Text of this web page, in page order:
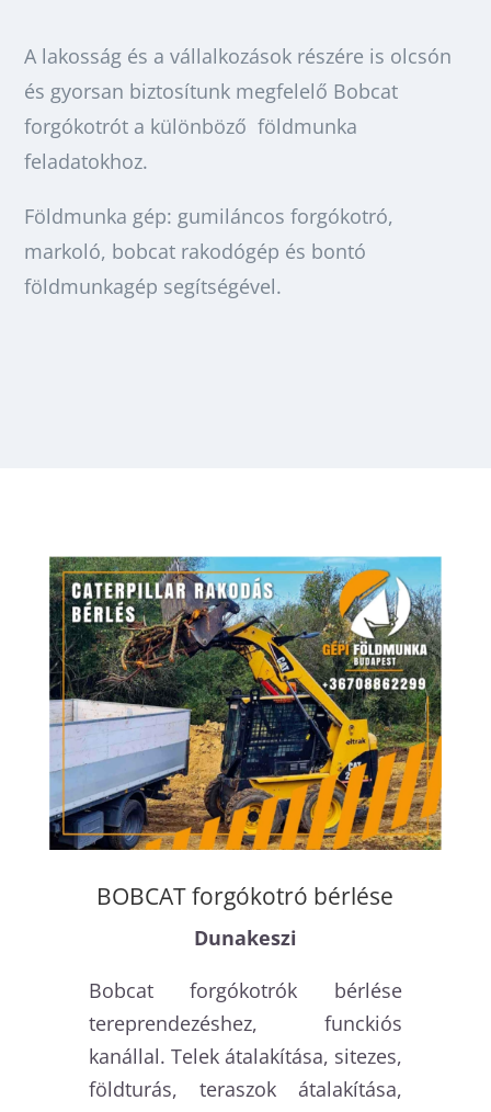
A lakosság és a vállalkozások részére is olcsón
és gyorsan biztosítunk megfelelő Bobcat
forgókotrót a különböző földmunka
feladatokhoz.
Földmunka gép: gumiláncos forgókotró,
markoló, bobcat rakodógép és bontó
földmunkagép segítségével.
BOBCAT forgókotró bérlése
Dunakeszi
Bobcat forgókotrók bérlése
tereprendezéshez, funckiós
kanállal. Telek átalakítása, sitezes,
földturás, teraszok átalakítása,